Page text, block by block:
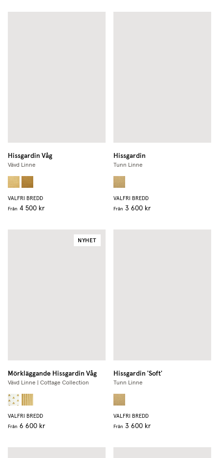
Hissgardin Våg
Vävd Linne
VALFRI BREDD
Från 4 500 kr
Hissgardin
Tunn Linne
VALFRI BREDD
Från 3 600 kr
NYHET
Mörkläggande Hissgardin Våg
Vävd Linne | Cottage Collection
VALFRI BREDD
Från 6 600 kr
Hissgardin 'Soft'
Tunn Linne
VALFRI BREDD
Från 3 600 kr